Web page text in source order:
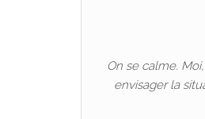
On se calme.
envisager la